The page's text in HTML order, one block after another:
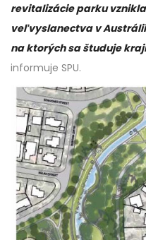
revitalizácie parku
veľvyslanectva v
na ktorých sa študuje
informuje SPU.